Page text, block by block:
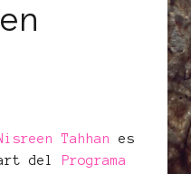
Tahhan
es
del
Programa